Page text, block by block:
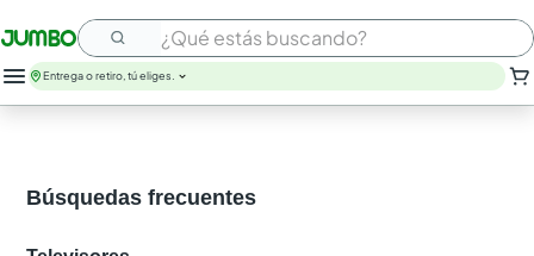
¿Qué estás buscando?
Entrega o retiro, tú eliges.
Búsquedas frecuentes